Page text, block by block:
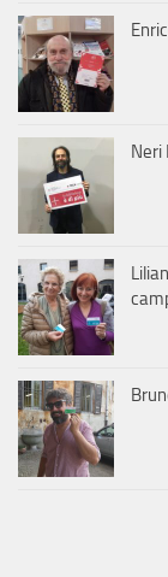
Neri